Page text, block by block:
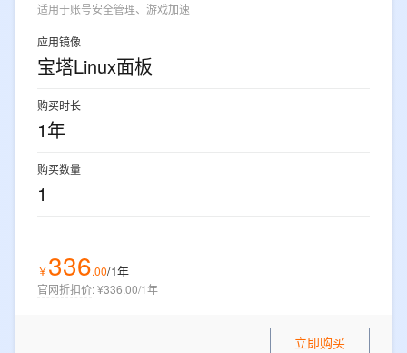
适用于账号安全管理、游戏加速
应用镜像
宝塔Linux面板
购买时长
1年
购买数量
1
￥336.00/1年
官网折扣价:¥336.00/1年
立即购买